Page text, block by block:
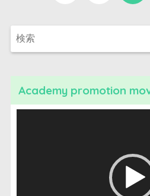
Academy promotion